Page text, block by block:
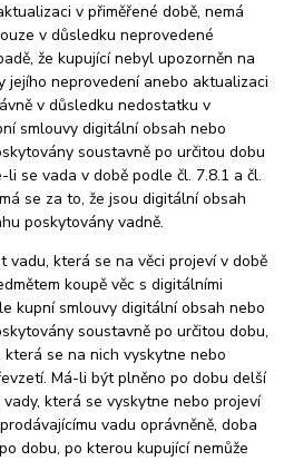
v přiměřené době, nemá
v důsledku neprovedené
že kupující nebyl upozorněn na
jejího neprovedení anebo aktualizaci
v důsledku nedostatku v
smlouvy digitální obsah nebo
soustavně po určitou dobu
se vada v době podle čl. 7.8.1 a čl.
se za to, že jsou digitální obsah
poskytovány vadně.
která se na věci projeví v době
koupě věc s digitálními
kupní smlouvy digitální obsah nebo
soustavně po určitou dobu,
se na nich vyskytne nebo
Má-li být plněno po dobu delší
která se vyskytne nebo projeví
vadu oprávněně, doba
dobu, po kterou kupující nemůže